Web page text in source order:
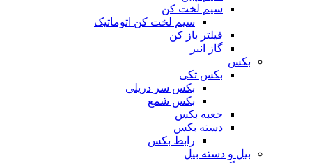
سیم لخت کن
سیم لخت کن اتوماتیک
فیلتر باز کن
گاز انبر
بکس
بکس تکی
بکس سر دریلی
بکس شمع
جعبه بکس
دسته بکس
رابط بکس
بیل و دسته بیل